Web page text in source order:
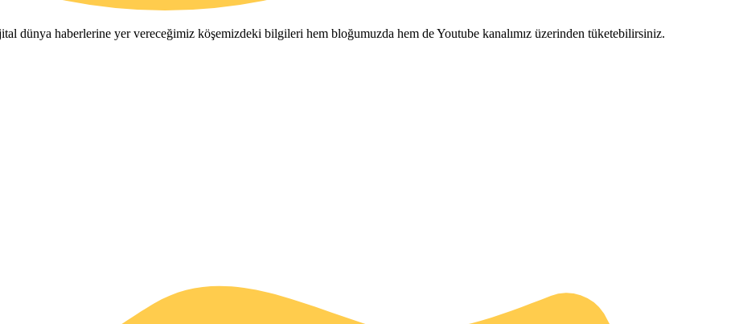
dünya haberlerine yer vereceğimiz köşemizdeki bilgileri hem bloğumuzda hem de Youtube kanalımız üzerinden tüketebilirsiniz.